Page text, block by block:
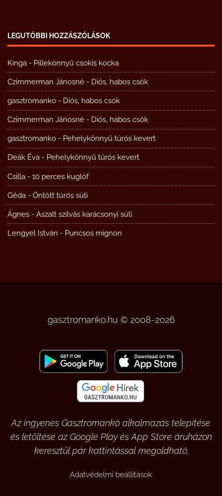
LEGUTÓBBI HOZZÁSZÓLÁSOK
Kinga - Pillekönnyű csokis kocka
Czimmerman Jánosné - Diós, habos csók
gasztromanko - Diós, habos csók
Czimmerman Jánosné - Diós, habos csók
gasztromanko - Pehelykönnyű túrós kevert
Deák Éva - Pehelykönnyű túrós kevert
Csilla - 10 perces kuglóf
Géda - Öntött túrós süti
Ágnes - Aszalt szilvás karácsonyi süti
Lengyel István - Puncsos mignon
gasztromanko.hu © 2008-2026
Az ingyenes Gasztromankó alkalmazás telepítése
és letöltése az Google Play és App Store áruházon
keresztül pár kattintással megoldható.
Adatvédelmi beállítások